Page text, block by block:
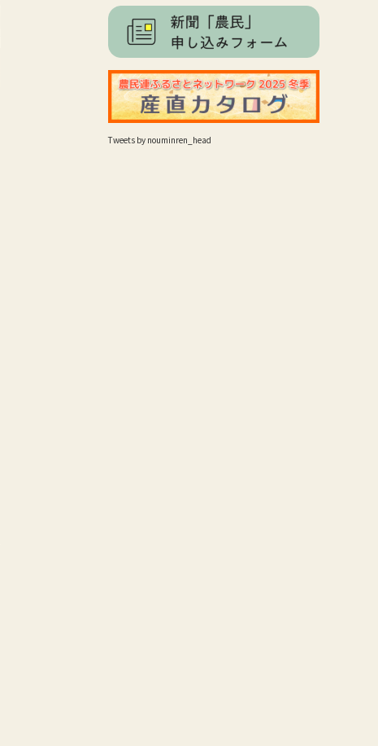
Tweets by nouminren_head